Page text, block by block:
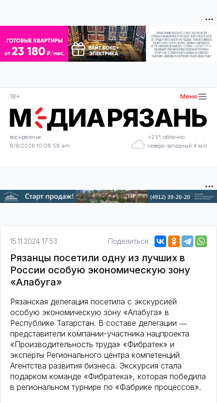
18+ Меню
воскресенье
8/9/2026 10:08:59 am
+23°, облачно
северо-западный 4 м/с
15.11.2024 17:53 Поделиться:
Рязанцы посетили одну из лучших в
России особую экономическую зону
«Алабуга»
Рязанская делегация посетила с экскурсией
особую экономическую зону «Алабуга» в
Республике Татарстан. В составе делегации ―
представители компании-участника нацпроекта
«Производительность труда» «Фибратек» и
эксперты Регионального центра компетенций
Агентства развития бизнеса. Экскурсия стала
подарком команде «Фибратека», которая победила
в региональном турнире по «Фабрике процессов».